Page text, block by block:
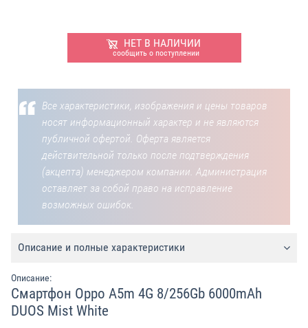
НЕТ В НАЛИЧИИ
сообщить о поступлении
Все характеристики, изображения и цены товаров
носят информационный характер и не являются
публичной офертой. Оферта является
действительной только после подтверждения
(акцепта) менеджером компании. Администрация
оставляет за собой право на исправление
возможных ошибок.
Описание и полные характеристики
Описание:
Смартфон Oppo A5m 4G 8/256Gb 6000mAh
DUOS Mist White